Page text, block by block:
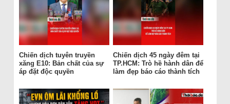
Chiến dịch tuyên truyền
xăng E10: Bản chất của sự
áp đặt độc quyền
Chiến dịch 45 ngày đêm tại
TP.HCM: Trò hề hành dân để
làm đẹp báo cáo thành tích